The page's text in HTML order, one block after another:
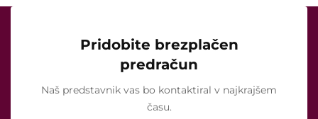
Pridobite brezplačen
predračun
Naš predstavnik vas bo kontaktiral v najkrajšem
času.